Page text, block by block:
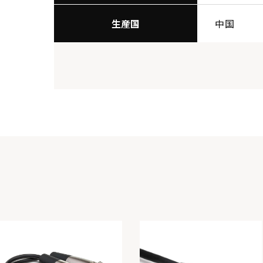
生産国 中国